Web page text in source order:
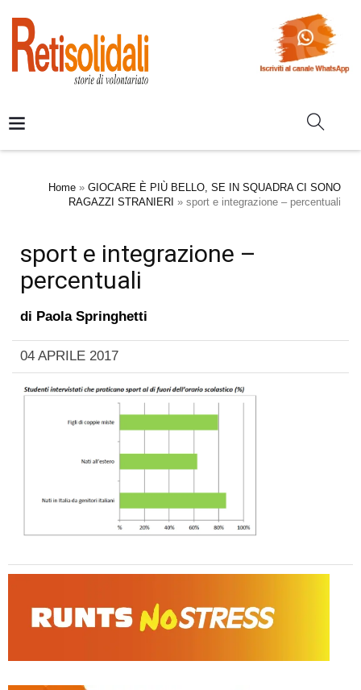
Home » GIOCARE È PIÙ BELLO, SE IN SQUADRA CI SONO
RAGAZZI STRANIERI » sport e integrazione – percentuali
sport e integrazione –
percentuali
di Paola Springhetti
04 APRILE 2017